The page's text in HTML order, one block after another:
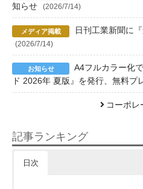
知らせ
(2026/7/14)
日刊工業新聞に
(2026/7/14)
A4フルカラー化
ド 2026年 夏版』を発行、無料プ
コーポレ
記事ランキング
日次